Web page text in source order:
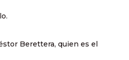
Berettera, quien es el